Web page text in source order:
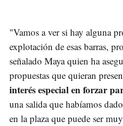
"Vamos a ver si hay alguna
explotación de esas barras,
señalado Maya quien ha
propuestas que quieran
interés especial en forzar
una salida que habíamos
en la plaza que puede ser